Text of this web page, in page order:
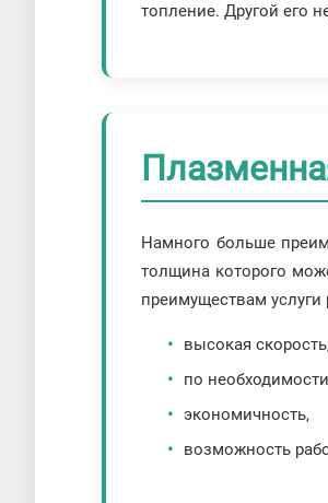
топление. Другой его
Намного больше
толщина которого
преимуществам услуги
высокая
по
экономичность,
возможность